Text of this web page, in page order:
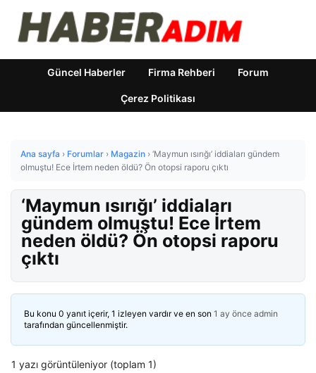
Güncel Haberler Firma Rehberi Forum
Çerez Politikası
Ana sayfa › Forumlar › Magazin › ‘Maymun ısırığı’ iddiaları gündem
olmuştu! Ece İrtem neden öldü? Ön otopsi raporu çıktı
‘Maymun ısırığı’ iddiaları
gündem olmuştu! Ece İrtem
neden öldü? Ön otopsi raporu
çıktı
Bu konu 0 yanıt içerir, 1 izleyen vardır ve en son 1 ay önce admin
tarafından güncellenmiştir.
1 yazı görüntüleniyor (toplam 1)